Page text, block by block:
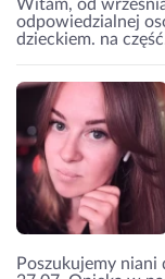
Witam, od
odpowiedzialnej
dzieckiem. na
Poszukujemy niani